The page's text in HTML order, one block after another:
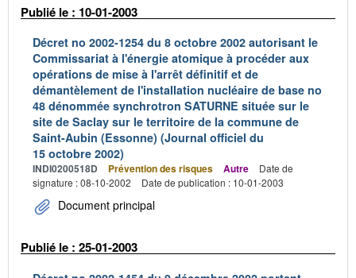
Publié le : 10-01-2003
Décret no 2002-1254 du 8 octobre 2002 autorisant le
Commissariat à l'énergie atomique à procéder aux
opérations de mise à l'arrêt définitif et de
démantèlement de l'installation nucléaire de base no
48 dénommée synchrotron SATURNE située sur le
site de Saclay sur le territoire de la commune de
Saint-Aubin (Essonne) (Journal officiel du
15 octobre 2002)
INDI0200518D Prévention des risques Autre
Date de
signature : 08-10-2002
Date de publication : 10-01-2003
Document principal
Publié le : 25-01-2003